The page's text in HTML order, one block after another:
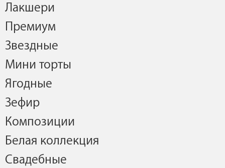
Лакшери
Премиум
Звездные
Мини торты
Ягодные
Зефир
Композиции
Белая коллекция
Свадебные